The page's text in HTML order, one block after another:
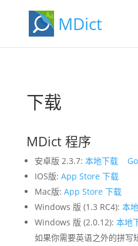
MDict
下载
MDict 程序
安卓版 2.3.7: 本地下载
IOS版: App Store 下载
Mac版: App Store 下载
Windows 版 (1.3 RC4): 本
Windows 版 (2.0.12): 本地
如果你需要英语之外的拼写